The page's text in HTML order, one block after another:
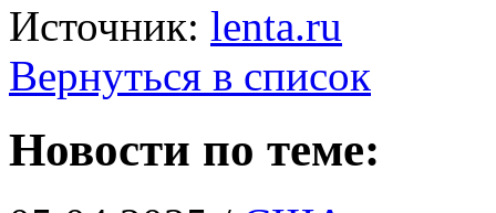
Источник: lenta.ru
Вернуться в список
Новости по теме: